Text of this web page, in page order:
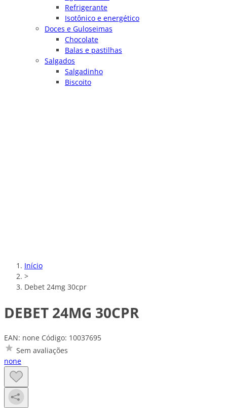
Refrigerante
Isotônico e energético
Doces e Guloseimas
Chocolate
Balas e pastilhas
Salgados
Salgadinho
Biscoito
Início
>
Debet 24mg 30cpr
DEBET 24MG 30CPR
EAN: none Código: 10037695
Sem avaliações
none